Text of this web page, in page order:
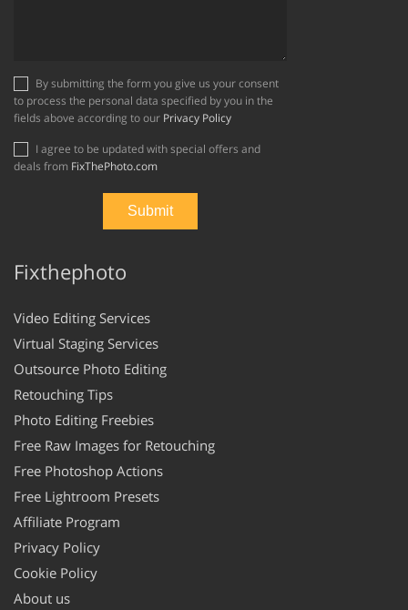
to process the personal data specified by you in the
fields above according to our Privacy Policy
deals from FixThePhoto.com
Fixthephoto
Video Editing Services
Virtual Staging Services
Outsource Photo Editing
Retouching Tips
Photo Editing Freebies
Free Raw Images for Retouching
Free Photoshop Actions
Free Lightroom Presets
Affiliate Program
Privacy Policy
Cookie Policy
About us